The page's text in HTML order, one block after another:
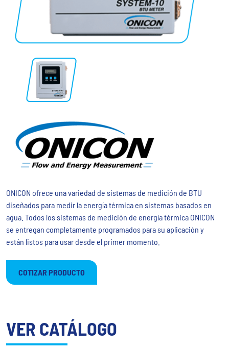
ONICON ofrece una variedad de sistemas de medición de BTU
diseñados para medir la energía térmica en sistemas basados ​​en
agua. Todos los sistemas de medición de energía térmica ONICON
se entregan completamente programados para su aplicación y
están listos para usar desde el primer momento.
COTIZAR PRODUCTO
VER CATÁLOGO